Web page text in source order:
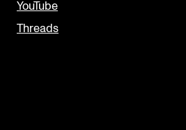
YouTube
Threads